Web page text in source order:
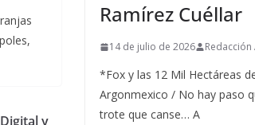
y
Ramírez Cuéllar
14 de julio de 2026
*Fox y las 12 Mil Hectáreas
Argonmexico / No hay paso
trote que canse… A